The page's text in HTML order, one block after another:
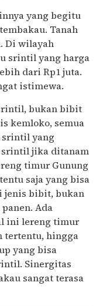
yang begitu
Tanah
Di wilayah
srintil yang harga
dari Rp1 juta.
istimewa.
bukan bibit
kemloko, semua
srintil yang
srintil jika ditanam
timur Gunung
saja yang bisa
jenis bibit, bukan
Ada
ini lereng timur
tertentu, hingga
yang bisa
Sinergitas
sangat terasa